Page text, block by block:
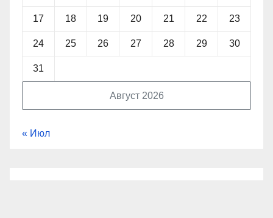
Август 2026
17 18 19 20 21 22 23
24 25 26 27 28 29 30
31
« Июл